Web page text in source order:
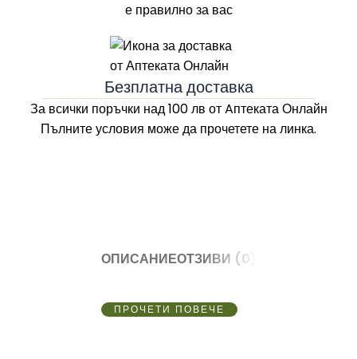
е правилно за вас
Безплатна доставка
За всички поръчки над 100 лв от Aптеката Онлайн
Пълните условия може да прочетете на линка.
ОПИСАНИЕОТЗИВИ (0)
ПРОЧЕТИ ПОВЕЧЕ